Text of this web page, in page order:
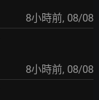
8小時前, 08/08
8小時前, 08/08